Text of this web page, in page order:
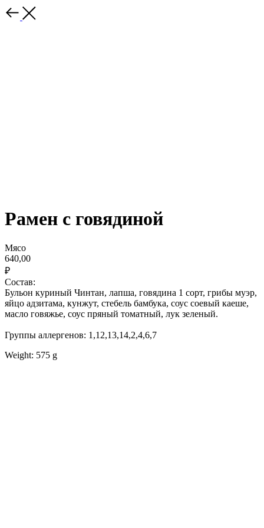
Рамен с говядиной
Мясо
640,00
₽
Состав:
Бульон куриный Чинтан, лапша, говядина 1 сорт, грибы муэр,
яйцо адзитама, кунжут, стебель бамбука, соус соевый каеше,
масло говяжье, соус пряный томатный, лук зеленый.
Группы аллергенов: 1,12,13,14,2,4,6,7
Weight: 575 g